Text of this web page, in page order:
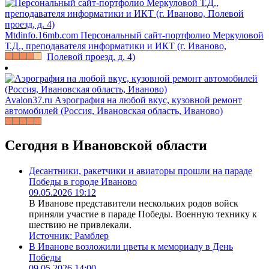
Mtdinfo.16mb.com Персональный сайт-портфолио Меркуловой
Т.Д., преподавателя информатики и ИКТ (г. Иваново,
Полевой проезд, д. 4)
Avalon37.ru Аэрография на любой вкус, кузовной ремонт
автомобилей (Россия, Ивановская область, Иваново)
Сегодня в Ивановской области
Десантники, ракетчики и авиаторы прошли на параде
Победы в городе Иваново
09.05.2026 19:12
В Иванове представители нескольких родов войск
приняли участие в параде Победы. Военную технику к
шествию не привлекали.
Источник: Рамблер
В Иванове возложили цветы к мемориалу в День
Победы